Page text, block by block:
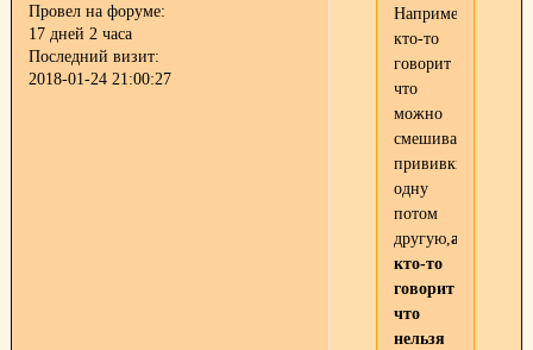
Провел на форуме:
17 дней 2 часа
Последний визит:
2018-01-24 21:00:27
Например,
кто-то
говорит
что
можно
смешивать
прививки,сначала
одну
потом
другую,а
кто-то
говорит
что
нельзя